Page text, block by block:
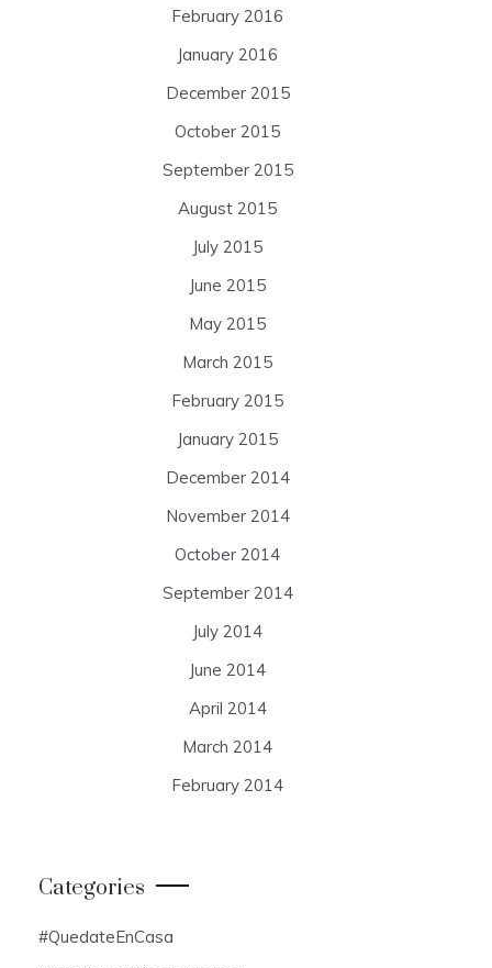
February 2016
January 2016
December 2015
October 2015
September 2015
August 2015
July 2015
June 2015
May 2015
March 2015
February 2015
January 2015
December 2014
November 2014
October 2014
September 2014
July 2014
June 2014
April 2014
March 2014
February 2014
Categories
#QuedateEnCasa